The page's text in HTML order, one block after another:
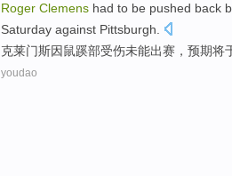
Roger Clemens had to be pushed back
Saturday against Pittsburgh
克莱门斯因鼠蹊部受伤未能出赛， 预期将
youdao